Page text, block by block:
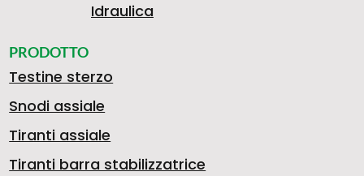
Idraulica
PRODOTTO
Testine sterzo
Snodi assiale
Tiranti assiale
Tiranti barra stabilizzatrice